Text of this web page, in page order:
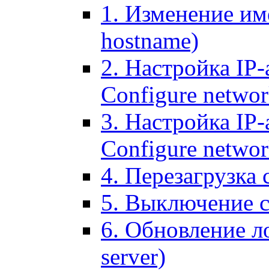
1. Изменение
hostname)
2. Настройка IP-
Configure
3. Настройка
Configure
4. Перезагрузка
5. Выключение
6. Обновление
server)